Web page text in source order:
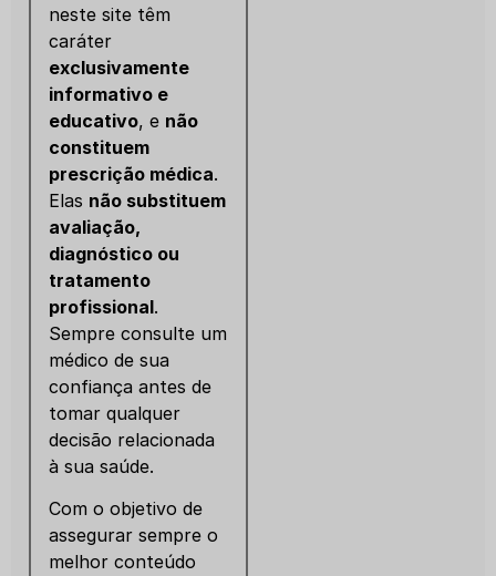
neste site têm
caráter
exclusivamente
informativo e
educativo, e não
constituem
prescrição médica.
Elas não substituem
avaliação,
diagnóstico ou
tratamento
profissional.
Sempre consulte um
médico de sua
confiança antes de
tomar qualquer
decisão relacionada
à sua saúde.
Com o objetivo de
assegurar sempre o
melhor conteúdo